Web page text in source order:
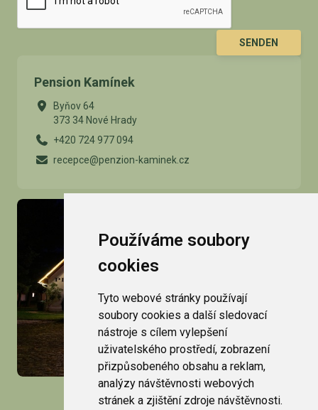
Používáme soubory
cookies
Tyto webové stránky používají
soubory cookies a další sledovací
nástroje s cílem vylepšení
uživatelského prostředí, zobrazení
přizpůsobeného obsahu a reklam,
analýzy návštěvnosti webových
stránek a zjištění zdroje návštěvnosti.
SENDEN
Pension Kamínek
Byňov 64
373 34 Nové Hrady
+420 724 977 094
recepce@penzion-kaminek.cz
Virtuelle Tour